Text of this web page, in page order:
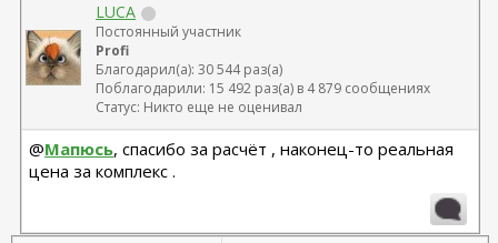
LUCA
Постоянный участник
Profi
Благодарил(а): 30 544 раз(а)
Поблагодарили: 15 492 раз(а) в 4 879 сообщениях
Статус: Никто еще не оценивал
@Мапюсь, спасибо за расчёт , наконец-то реальная
цена за комплекс .